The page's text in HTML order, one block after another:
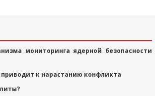
мониторинга ядерной безопасности
к нарастанию конфликта